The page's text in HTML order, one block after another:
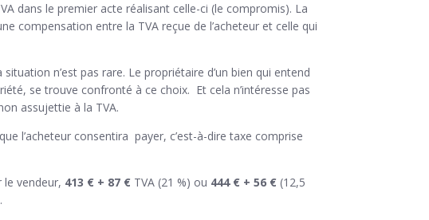
dans le premier acte réalisant celle-ci (le compromis). La
compensation entre la TVA reçue de l’acheteur et celle qui
n’est pas rare. Le propriétaire d’un bien qui entend
se trouve confronté à ce choix. Et cela n’intéresse pas
assujettie à la TVA.
l’acheteur consentira payer, c’est-à-dire taxe comprise
le vendeur, 413 € + 87 €TVA (21 %) ou 444 € + 56 €(12,5